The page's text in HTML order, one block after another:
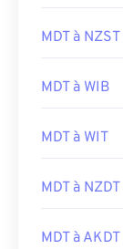
MDT à NZST
MDT à WIB
MDT à WIT
MDT à NZDT
MDT à AKDT